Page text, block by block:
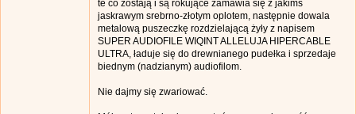
te co zostają i są rokujące zamawia się z jakimś
jaskrawym srebrno-złotym oplotem, następnie dowala
metalową puszeczkę rozdzielającą żyły z napisem
SUPER AUDIOFILE WIQINT ALLELUJA HIPERCABLE
ULTRA, ładuje się do drewnianego pudełka i sprzedaje
biednym (nadzianym) audiofilom.
Nie dajmy się zwariować.